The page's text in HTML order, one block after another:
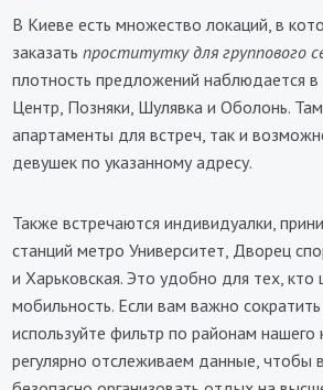
В Киеве есть множество локаций, в
заказатьпроститутку для группового
плотность предложений наблюдается в
Центр, Позняки, Шулявка и Оболонь. Там
апартаменты для встреч, так и
девушек по указанному адресу.
Также встречаются индивидуалки,
станций метро Университет, Дворец
и Харьковская. Это удобно для тех, кто
мобильность. Если вам важно
используйте фильтр по районам нашего
регулярно отслеживаем данные, чтобы